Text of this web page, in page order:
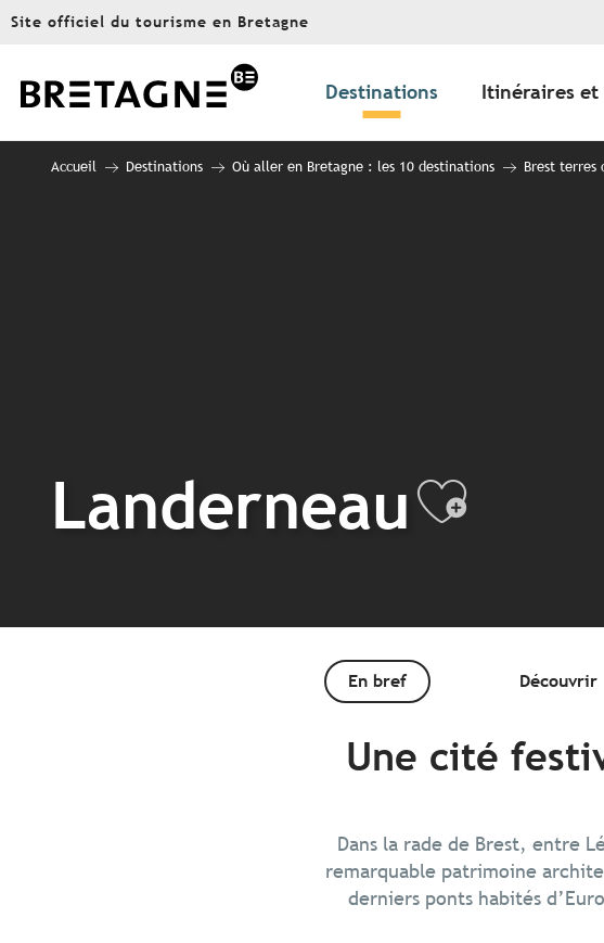
Aller
principal
Site officiel du tourisme en Bretagne
Destinations Itinéraires et
Accueil Destinations Où aller en Bretagne : les 10 destinations Brest terres
Landerneau
En bref Découvrir
Une cité
Dans la rade de Brest, entre
remarquable patrimoine
derniers ponts habités